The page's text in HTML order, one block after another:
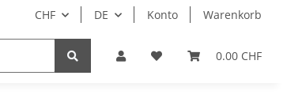
CHF DE Konto Warenkorb
0.00 CHF
Software Geschenk-Gutscheine